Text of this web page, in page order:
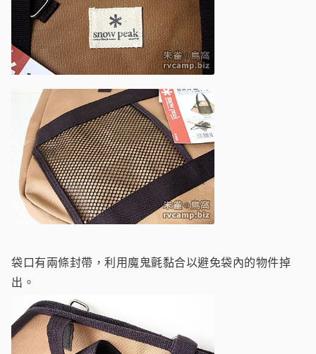
袋口有兩條封帶，利用魔鬼氈黏合以避免袋內的物件掉
出。